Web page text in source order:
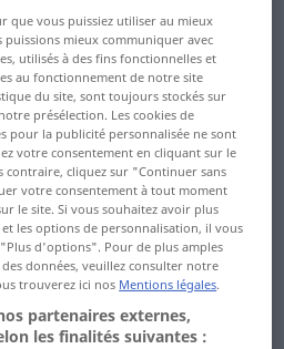
kompliziert
Komplott ...
Konfirmation
Konfiserie ...
Konkursverfahren
Konkursverwalter ...
Kontaktanzeige
kontaktarm ...
konvergieren
que vous puissiez utiliser au mieux
mieux communiquer avec
utilisés à des fins fonctionnelles et
au fonctionnement de notre site
du site, sont toujours stockés sur
présélection. Les cookies de
pour la publicité personnalisée ne sont
votre consentement en cliquant sur le
contraire, cliquez sur "Continuer sans
votre consentement à tout moment
le site. Si vous souhaitez avoir plus
les options de personnalisation, il vous
d'options". Pour de plus amples
données, veuillez consulter notre
trouverez ici nos Mentions légales.
partenaires externes,
les finalités suivantes :